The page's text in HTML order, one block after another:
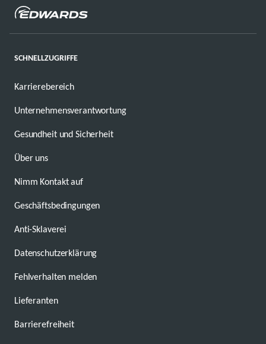
SCHNELLZUGRIFFE
Karrierebereich
Unternehmensverantwortung
Gesundheit und Sicherheit
Über uns
Nimm Kontakt auf
Geschäftsbedingungen
Anti-Sklaverei
Datenschutzerklärung
Fehlverhalten melden
Lieferanten
Barrierefreiheit